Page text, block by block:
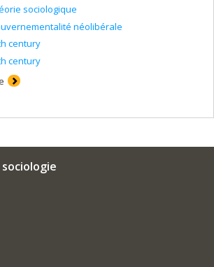
sociologique
néolibérale
century
century